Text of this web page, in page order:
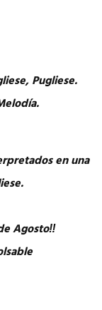
Pugliese.
en una
Agosto‼️